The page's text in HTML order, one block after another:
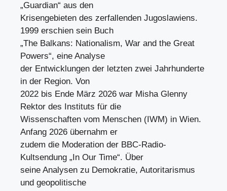
„Guardian“ aus den
Krisengebieten des zerfallenden Jugoslawiens.
1999 erschien sein Buch
„The Balkans: Nationalism, War and the Great
Powers“, eine Analyse
der Entwicklungen der letzten zwei Jahrhunderte
in der Region. Von
2022 bis Ende März 2026 war Misha Glenny
Rektor des Instituts für die
Wissenschaften vom Menschen (IWM) in Wien.
Anfang 2026 übernahm er
zudem die Moderation der BBC-Radio-
Kultsendung „In Our Time“. Über
seine Analysen zu Demokratie, Autoritarismus
und geopolitische